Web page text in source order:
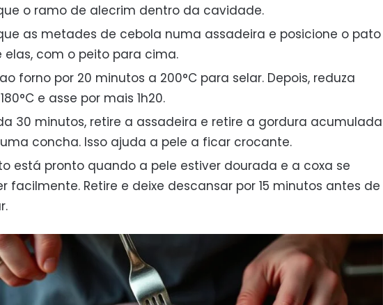
o ramo de alecrim dentro da cavidade.
as metades de cebola numa assadeira e posicione o pato
elas, com o peito para cima.
forno por 20 minutos a 200°C para selar. Depois, reduza
e asse por mais 1h20.
30 minutos, retire a assadeira e retire a gordura acumulada
concha. Isso ajuda a pele a ficar crocante.
está pronto quando a pele estiver dourada e a coxa se
facilmente. Retire e deixe descansar por 15 minutos antes de